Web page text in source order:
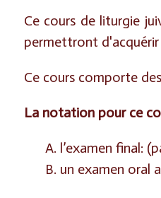
Ce cours de liturgie
permettront d'acquérir
Ce cours comporte
La notation pour ce
A. l’examen final:
B. un examen oral